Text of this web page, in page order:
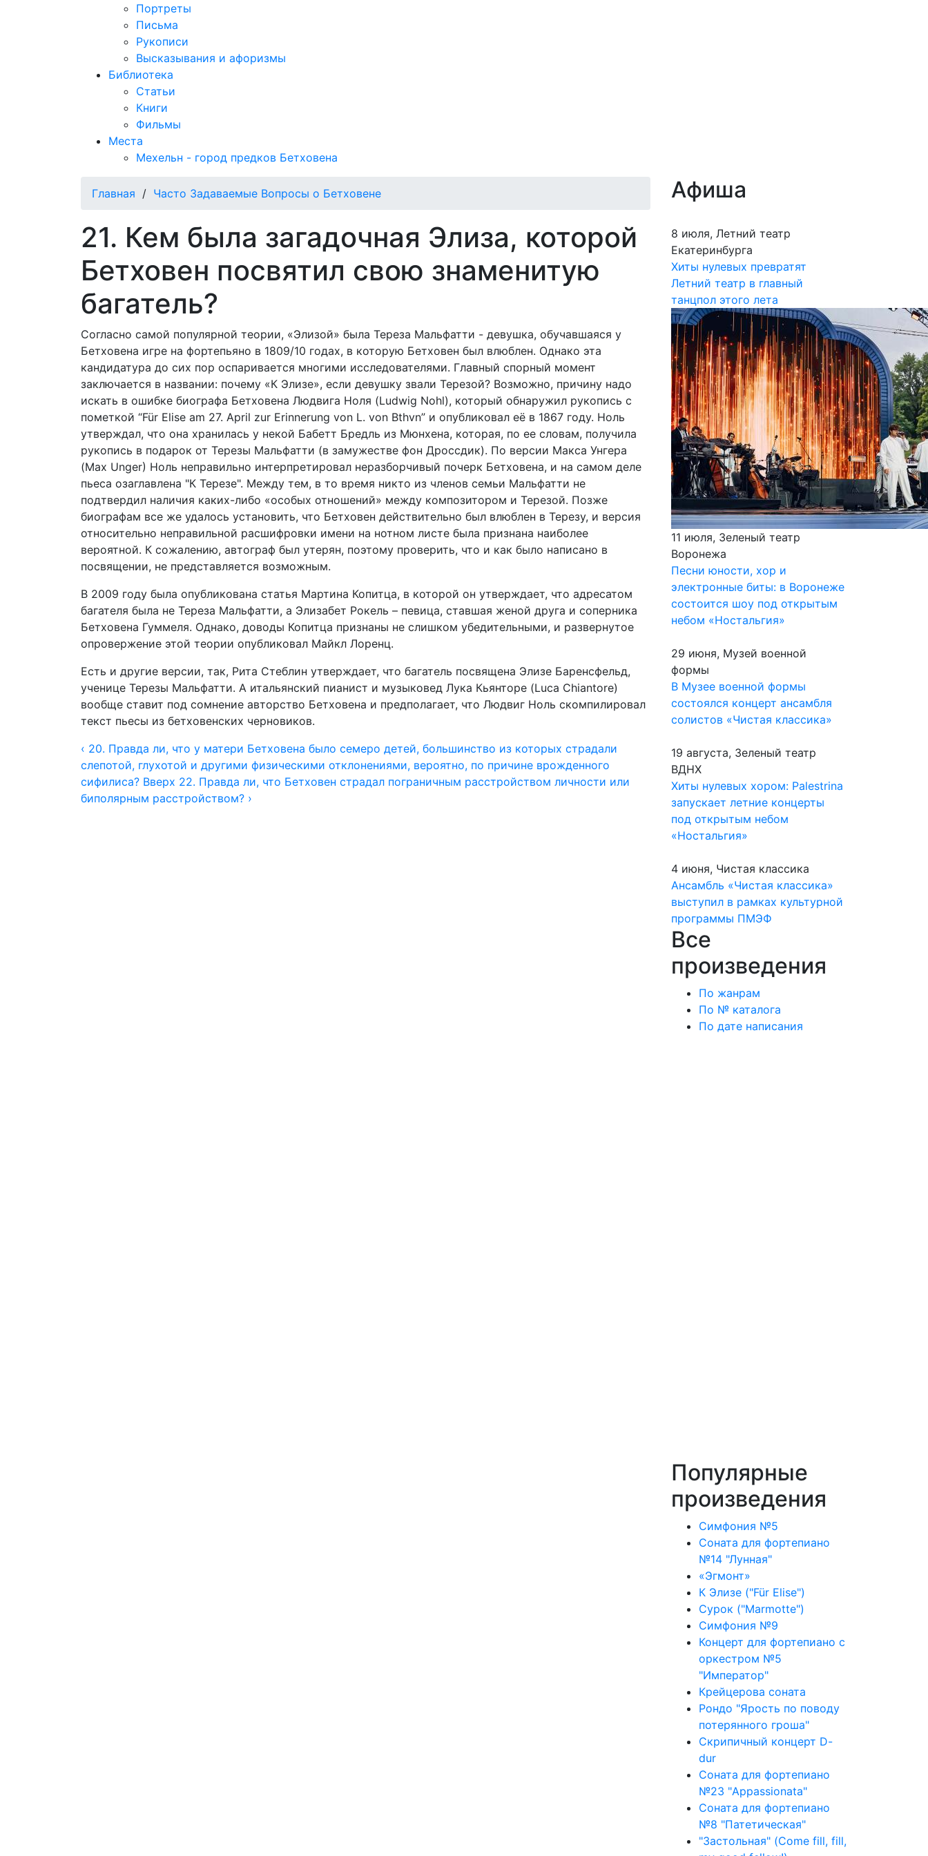
Портреты
Письма
Рукописи
Высказывания и афоризмы
Библиотека
Статьи
Книги
Фильмы
Места
Мехельн - город предков Бетховена
Главная / Часто Задаваемые Вопросы о Бетховене
21. Кем была загадочная Элиза, которой
Бетховен посвятил свою знаменитую
багатель?
Согласно самой популярной теории, «Элизой» была Тереза Мальфатти - девушка, обучавшаяся у
Бетховена игре на фортепьяно в 1809/10 годах, в которую Бетховен был влюблен. Однако эта
кандидатура до сих пор оспаривается многими исследователями. Главный спорный момент
заключается в названии: почему «К Элизе», если девушку звали Терезой? Возможно, причину надо
искать в ошибке биографа Бетховена Людвига Ноля (Ludwig Nohl), который обнаружил рукопись с
пометкой “Für Elise am 27. April zur Erinnerung von L. von Bthvn” и опубликовал её в 1867 году. Ноль
утверждал, что она хранилась у некой Бабетт Бредль из Мюнхена, которая, по ее словам, получила
рукопись в подарок от Терезы Мальфатти (в замужестве фон Дроссдик). По версии Макса Унгера
(Max Unger) Ноль неправильно интерпретировал неразборчивый почерк Бетховена, и на самом деле
пьеса озаглавлена "К Терезе". Между тем, в то время никто из членов семьи Мальфатти не
подтвердил наличия каких-либо «особых отношений» между композитором и Терезой. Позже
биографам все же удалось установить, что Бетховен действительно был влюблен в Терезу, и версия
относительно неправильной расшифровки имени на нотном листе была признана наиболее
вероятной. К сожалению, автограф был утерян, поэтому проверить, что и как было написано в
посвящении, не представляется возможным.
В 2009 году была опубликована статья Мартина Копитца, в которой он утверждает, что адресатом
багателя была не Тереза Мальфатти, а Элизабет Рокель – певица, ставшая женой друга и соперника
Бетховена Гуммеля. Однако, доводы Копитца признаны не слишком убедительными, и развернутое
опровержение этой теории опубликовал Майкл Лоренц.
Есть и другие версии, так, Рита Стеблин утверждает, что багатель посвящена Элизе Баренсфельд,
ученице Терезы Мальфатти. А итальянский пианист и музыковед Лука Кьянторе (Luca Chiantore)
вообще ставит под сомнение авторство Бетховена и предполагает, что Людвиг Ноль скомпилировал
текст пьесы из бетховенских черновиков.
‹ 20. Правда ли, что у матери Бетховена было семеро детей, большинство из которых страдали
слепотой, глухотой и другими физическими отклонениями, вероятно, по причине врожденного
сифилиса? Вверх 22. Правда ли, что Бетховен страдал пограничным расстройством личности или
биполярным расстройством? ›
Афиша
8 июля, Летний театр
Екатеринбурга
Хиты нулевых превратят
Летний театр в главный
танцпол этого лета
11 июля, Зеленый театр
Воронежа
Песни юности, хор и
электронные биты: в Воронеже
состоится шоу под открытым
небом «Ностальгия»
29 июня, Музей военной
формы
В Музее военной формы
состоялся концерт ансамбля
солистов «Чистая классика»
19 августа, Зеленый театр
ВДНХ
Хиты нулевых хором: Palestrina
запускает летние концерты
под открытым небом
«Ностальгия»
4 июня, Чистая классика
Ансамбль «Чистая классика»
выступил в рамках культурной
программы ПМЭФ
Все
произведения
По жанрам
По № каталога
По дате написания
Популярные
произведения
Симфония №5
Соната для фортепиано
№14 "Лунная"
«Эгмонт»
К Элизе ("Für Elise")
Сурок ("Marmotte")
Симфония №9
Концерт для фортепиано с
оркестром №5
"Император"
Крейцерова соната
Рондо "Ярость по поводу
потерянного гроша"
Скрипичный концерт D-
dur
Соната для фортепиано
№23 "Appassionata"
Соната для фортепиано
№8 "Патетическая"
"Застольная" (Come fill, fill,